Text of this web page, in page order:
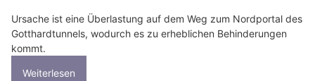
Ursache ist eine Überlastung auf dem Weg zum Nordportal des
Gotthardtunnels, wodurch es zu erheblichen Behinderungen
kommt.
Weiterlesen